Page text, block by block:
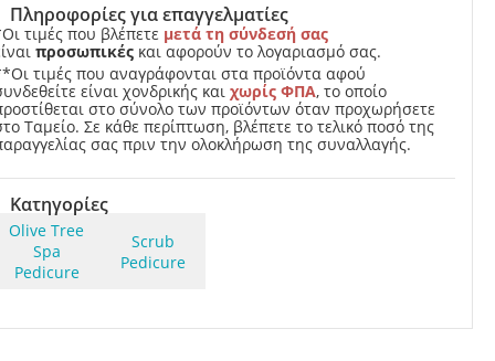
Πληροφορίες για επαγγελματίες
τιμές που βλέπετε μετά τη σύνδεσή σας
προσωπικές και αφορούν το λογαριασμό σας.
τιμές που αναγράφονται στα προϊόντα αφού
είναι χονδρικής και χωρίς ΦΠΑ, το οποίο
στο σύνολο των προϊόντων όταν προχωρήσετε
Ταμείο. Σε κάθε περίπτωση, βλέπετε το τελικό ποσό της
σας πριν την ολοκλήρωση της συναλλαγής.
Κατηγορίες
Olive Tree
Spa
Pedicure
Scrub
Pedicure